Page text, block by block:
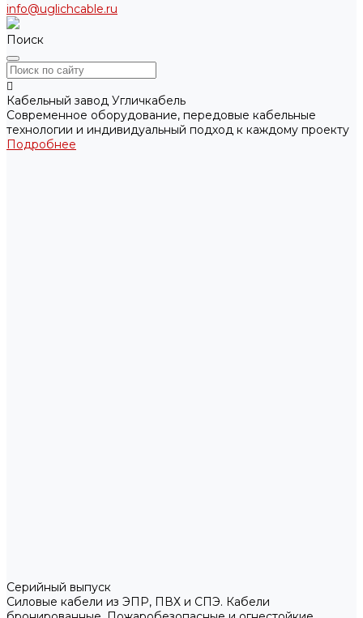
info@uglichcable.ru
Поиск
Кабельный завод Угличкабель
Современное оборудование, передовые кабельные
технологии и индивидуальный подход к каждому проекту
Подробнее
Серийный выпуск
Силовые кабели из ЭПР, ПВХ и СПЭ. Кабели